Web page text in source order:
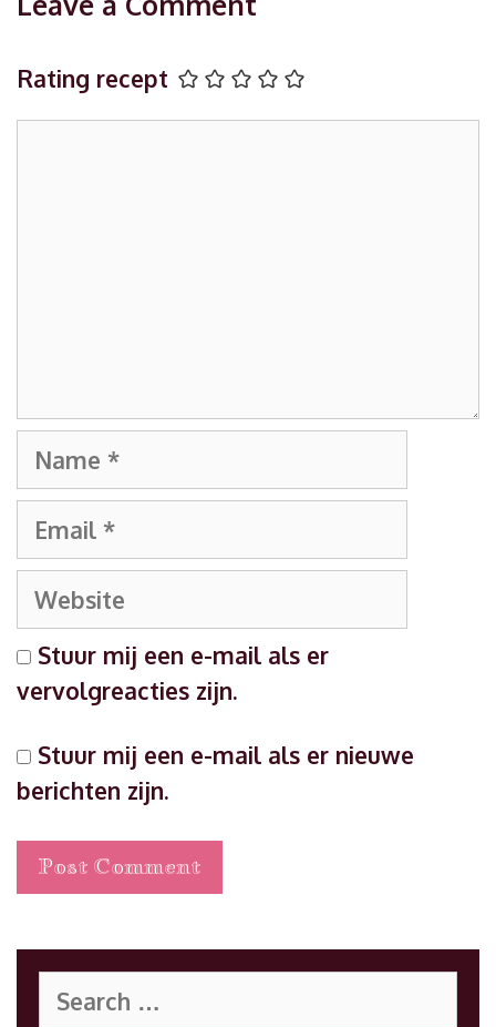
Rating recept
Name
Email
Website
Stuur mij een e-mail als er
vervolgreacties zijn.
Stuur mij een e-mail als er nieuwe
berichten zijn.
for: